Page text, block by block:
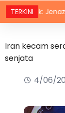
TERKINI
Jenazah tiga
Iran kecam
senjata
4/06/